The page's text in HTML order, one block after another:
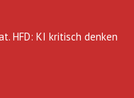
HFD: KI kritisch denken